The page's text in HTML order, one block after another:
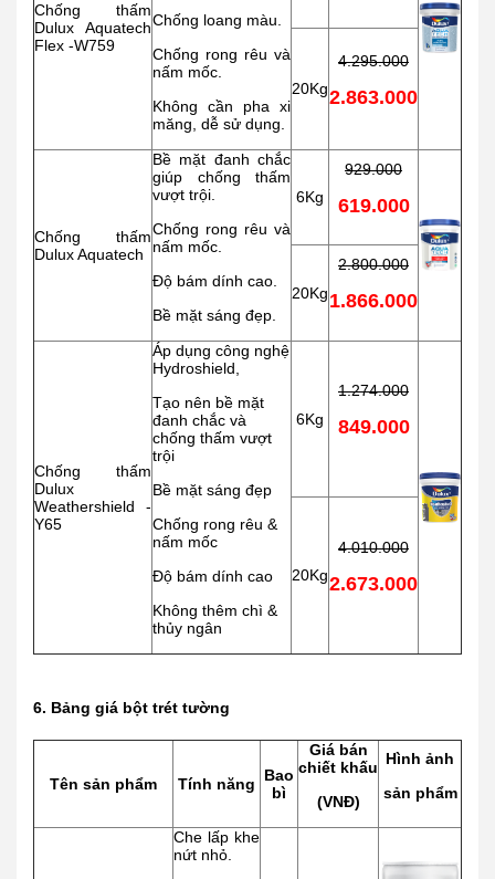
Chống thấm
Dulux Aquatech
Flex -W759
Chống loang màu.
Chống rong rêu và
nấm mốc.
Không cần pha xi
măng, dễ sử dụng.
20Kg
4.295.000
2.863.000
Chống thấm
Dulux Aquatech
Bề mặt đanh chắc
giúp chống thấm
vượt trội.
Chống rong rêu và
nấm mốc.
Độ bám dính cao.
Bề mặt sáng đẹp.
6Kg
929.000
619.000
20Kg
2.800.000
1.866.000
Chống thấm
Dulux
Weathershield -
Y65
Áp dụng công nghệ
Hydroshield,
Tạo nên bề mặt
đanh chắc và
chống thấm vượt
trội
Bề mặt sáng đẹp
Chống rong rêu &
nấm mốc
Độ bám dính cao
Không thêm chì &
thủy ngân
6Kg
1.274.000
849.000
20Kg
4.010.000
2.673.000
6. Bảng giá bột trét tường
Tên sản phẩm Tính năng
Bao
bì
Giá bán
chiết khấu
(VNĐ)
Hình ảnh
sản phẩm
Che lấp khe
nứt nhỏ.